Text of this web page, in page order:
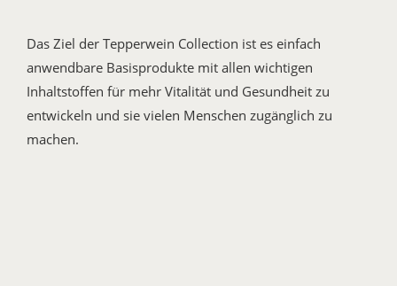
Das Ziel der Tepperwein Collection ist es einfach
anwendbare Basisprodukte mit allen wichtigen
Inhaltstoffen für mehr Vitalität und Gesundheit zu
entwickeln und sie vielen Menschen zugänglich zu
machen.